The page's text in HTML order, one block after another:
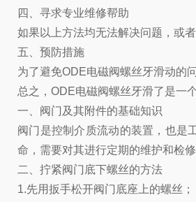
四、寻求专业维修帮助
如果以上方法均无法解决问题，或
五、预防措施
为了避免ODE电磁阀螺丝牙滑动的
总之，ODE电磁阀螺丝牙滑了是一
一、阀门及其附件的基础知识
阀门是控制介质流动的装置，也是
命，需要对其进行定期的维护和检
二、拧紧阀门底下螺丝的方法
1.先用扳手松开阀门底座上的螺丝；